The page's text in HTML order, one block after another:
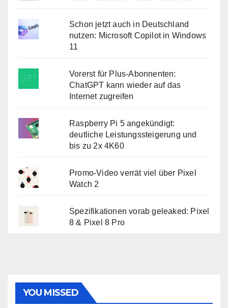
Schon jetzt auch in Deutschland
nutzen: Microsoft Copilot in Windows
11
Vorerst für Plus-Abonnenten:
ChatGPT kann wieder auf das
Internet zugreifen
Raspberry Pi 5 angekündigt:
deutliche Leistungssteigerung und
bis zu 2x 4K60
Promo-Video verrät viel über Pixel
Watch 2
Spezifikationen vorab geleaked: Pixel
8 & Pixel 8 Pro
YOU MISSED